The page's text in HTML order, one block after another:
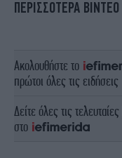
ΠΕΡΙΣΣΟΤΕΡΑ ΒΙΝΤΕΟ
Ακολουθήστε το
πρώτοι όλες τις ειδήσεις
Δείτε όλες τις τελευταίες
στο